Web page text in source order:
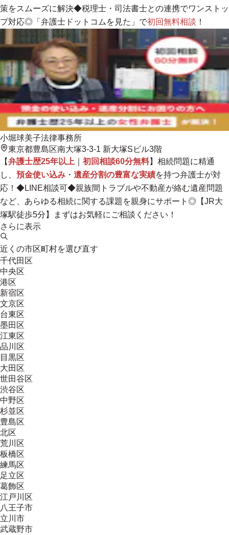
策をスムーズに解決◆税理士・司法書士との連携でワンストッ
プ対応◎「弁護士ドットコムを見た」で初回無料相談 ！
小堀球美子法律事務所
東京都豊島区南大塚3-3-1 新大塚Sビル3階
【弁護士歴25年以上 初回相談60分無料】相続問題に精通
し、 預金使い込み ・ 遺産分割の豊富な実績を持つ弁護士が対
応！◆LINE相談可◆親族間トラブルや不動産が絡む遺産問題
など、あらゆる相続に関する課題を親身にサポート◎ 【JR大
塚駅徒歩5分】まずはお気軽にご相談ください！
さらに表示
近くの市区町村を選び直す
千代田区
中央区
港区
新宿区
文京区
台東区
墨田区
江東区
品川区
目黒区
大田区
世田谷区
渋谷区
中野区
杉並区
豊島区
北区
荒川区
板橋区
練馬区
足立区
葛飾区
江戸川区
八王子市
立川市
武蔵野市